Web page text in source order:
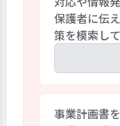
と色」をテ
背景に白文
材、そして
よりリアル
います。
保護者に伝
策を模索し
クラスで定
事業計画書